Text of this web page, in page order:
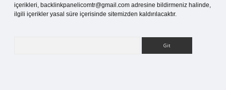
içerikleri, backlinkpanelicomtr@gmail.com adresine bildirmeniz halinde,
ilgili içerikler yasal süre içerisinde sitemizden kaldırılacaktır.